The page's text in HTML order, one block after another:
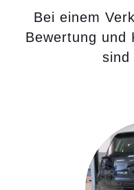
Bei einem
Bewertung und
sind